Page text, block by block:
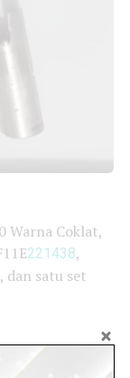
Warna Coklat,
221438,
, dan satu set